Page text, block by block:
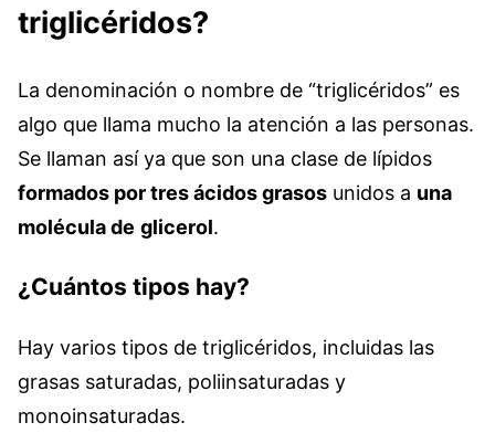
triglicéridos?
La denominación o nombre de “triglicéridos” es
algo que llama mucho la atención a las personas.
Se llaman así ya que son una clase de lípidos
formados por tres ácidos grasos unidos a una
molécula de glicerol.
¿Cuántos tipos hay?
Hay varios tipos de triglicéridos, incluidas las
grasas saturadas, poliinsaturadas y
monoinsaturadas.